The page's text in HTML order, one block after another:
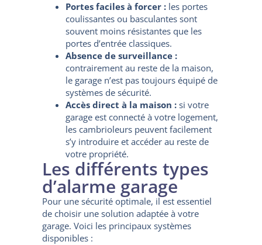
Portes faciles à forcer : les portes
coulissantes ou basculantes sont
souvent moins résistantes que les
portes d’entrée classiques.
Absence de surveillance :
contrairement au reste de la maison,
le garage n’est pas toujours équipé de
systèmes de sécurité.
Accès direct à la maison : si votre
garage est connecté à votre logement,
les cambrioleurs peuvent facilement
s’y introduire et accéder au reste de
votre propriété.
Les différents types
d’alarme garage
Pour une sécurité optimale, il est essentiel
de choisir une solution adaptée à votre
garage. Voici les principaux systèmes
disponibles :